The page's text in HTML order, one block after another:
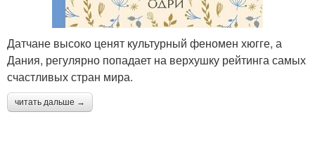
Датчане высоко ценят культурный феномен хюгге, а
Дания, регулярно попадает на верхушку рейтинга самых
счастливых стран мира.
читать дальше →